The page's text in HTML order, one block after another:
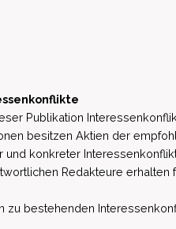
Publikation
besitzen Aktien der
und konkreter
Redakteure
bestehenden